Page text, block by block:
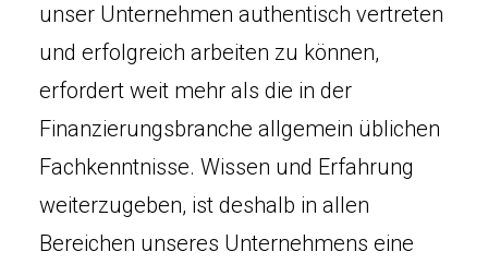
unser Unternehmen authentisch vertreten
und erfolgreich arbeiten zu können,
erfordert weit mehr als die in der
Finanzierungsbranche allgemein üblichen
Fachkenntnisse. Wissen und Erfahrung
weiterzugeben, ist deshalb in allen
Bereichen unseres Unternehmens eine